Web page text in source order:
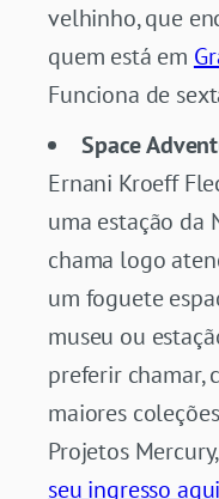
velhinho, que
quem está em
Funciona de
Space
Ernani Kroeff
uma estação da
chama logo
um foguete
museu ou
preferir chamar,
maiores
Projetos
seu ingresso aqui